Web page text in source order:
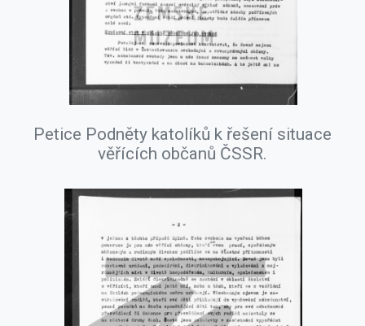
Petice Podněty katolíků k řešení situace
věřících občanů ČSSR.